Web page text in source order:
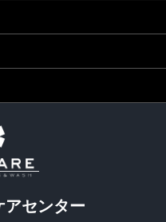
アセンター